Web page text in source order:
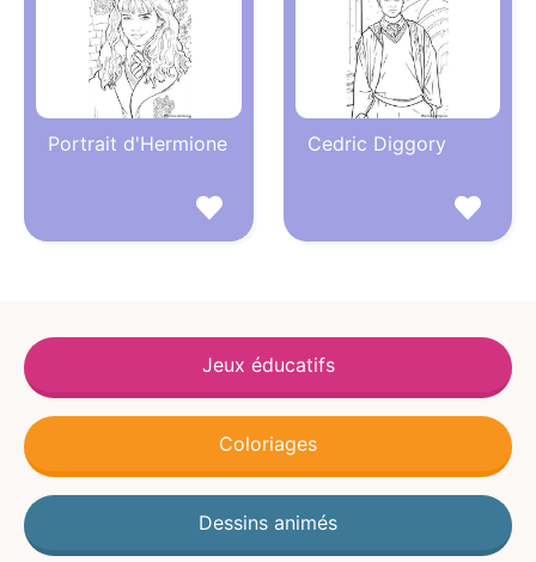
Portrait d'Hermione Cedric Diggory
Jeux éducatifs
Coloriages
Dessins animés